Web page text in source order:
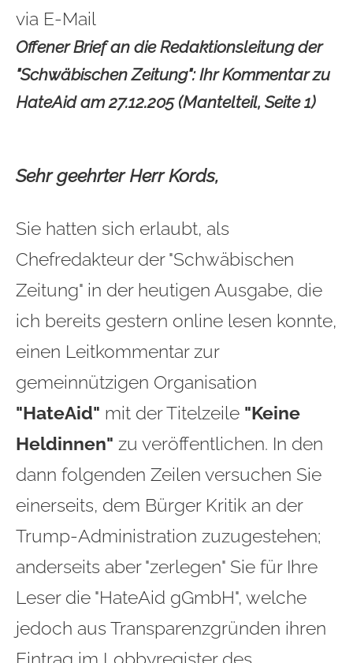
via E-Mail
Offener Brief an die Redaktionsleitung der
"Schwäbischen Zeitung": Ihr Kommentar zu
HateAid am 27.12.205 (Mantelteil, Seite 1)
Sehr geehrter Herr Kords,
Sie hatten sich erlaubt, als
Chefredakteur der "Schwäbischen
Zeitung" in der heutigen Ausgabe, die
ich bereits gestern online lesen konnte,
einen Leitkommentar zur
gemeinnützigen Organisation
"HateAid" mit der Titelzeile "Keine
Heldinnen" zu veröffentlichen. In den
dann folgenden Zeilen versuchen Sie
einerseits, dem Bürger Kritik an der
Trump-Administration zuzugestehen;
anderseits aber "zerlegen" Sie für Ihre
Leser die "HateAid gGmbH", welche
jedoch aus Transparenzgründen ihren